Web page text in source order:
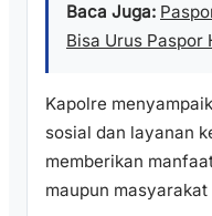
Baca Juga:
Bisa Urus Paspor
Kapolre
sosial dan layanan
memberikan
maupun masyarakat